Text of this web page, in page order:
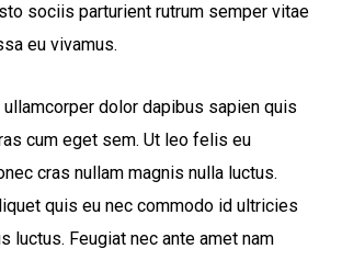
sociis parturient rutrum semper vitae
eu vivamus.
dolor dapibus sapien quis
cum eget sem. Ut leo felis eu
cras nullam magnis nulla luctus.
quis eu nec commodo id ultricies
luctus. Feugiat nec ante amet nam